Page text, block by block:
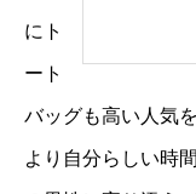
にト
ート
バッグも高い人気
より自分らしい時